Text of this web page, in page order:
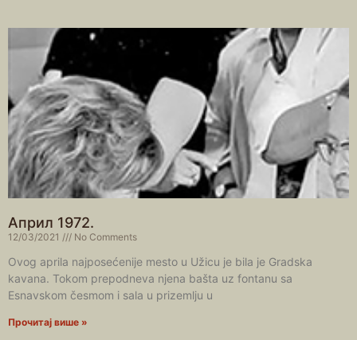
Април 1972.
12/03/2021 No Comments
Ovog aprila najposećenije mesto u Užicu je bila je Gradska
kavana. Tokom prepodneva njena bašta uz fontanu sa
Esnavskom česmom i sala u prizemlju u
Прочитај више »